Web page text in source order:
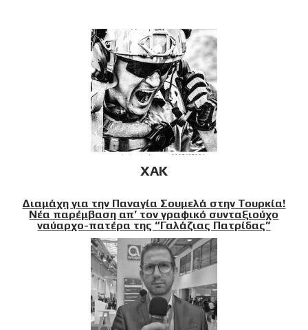
XAK
Διαμάχη για την Παναγία Σουμελά στην Τουρκία!
Νέα παρέμβαση απ’ τον γραφικό συνταξιούχο
ναύαρχο-πατέρα της “Γαλάζιας Πατρίδας”